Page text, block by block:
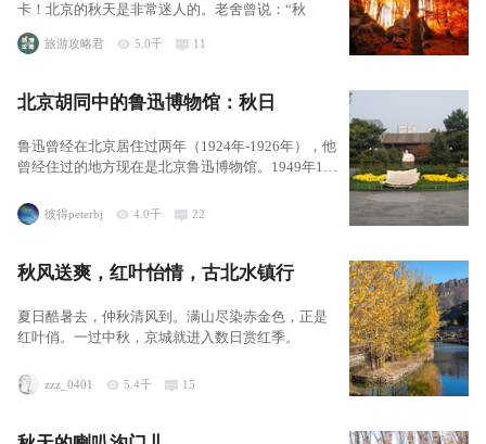
卡！北京的秋天是非常迷人的。老舍曾说：“秋
旅游攻略君 5.0千 11
北京胡同中的鲁迅博物馆：秋日
鲁迅曾经在北京居住过两年（1924年-1926年），他
曾经住过的地方现在是北京鲁迅博物馆。1949年10
彼得peterbj 4.0千 22
秋风送爽，红叶怡情，古北水镇行
夏日酷暑去，仲秋清风到。满山尽染赤金色，正是
红叶俏。一过中秋，京城就进入数日赏红季。
zzz_0401 5.4千 15